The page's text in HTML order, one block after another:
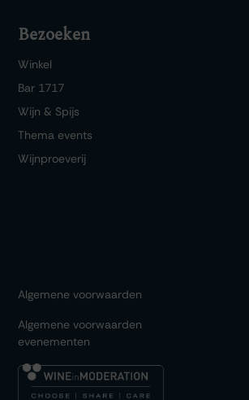
Bezoeken
Winkel
Bar 1717
Wijn & Spijs
Thema events
Wijnproeverij
Algemene voorwaarden
Algemene voorwaarden
evenementen